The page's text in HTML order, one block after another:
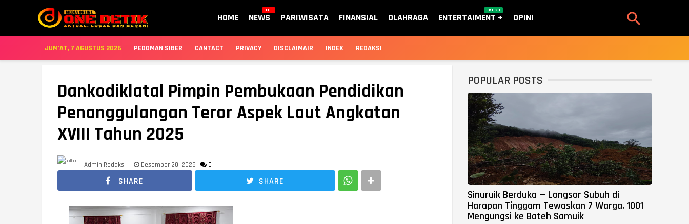
HOME NEWS
HOT
PARIWISATA FINANSIAL OLAHRAGA ENTERTAIMENT
FRESH
OPINI 
JUM'AT, 7 AGUSTUS 2026 PEDOMAN SIBER CANTACT PRIVACY DISCLAIMAIR INDEX REDAKSI
Dankodiklatal Pimpin Pembukaan Pendidikan
Penanggulangan Teror Aspek Laut Angkatan
XVIII Tahun 2025
Admin Redaksi Desember 20, 2025 0
SHARE SHARE
POPULAR POSTS
Sinuruik Berduka — Longsor Subuh di
Harapan Tinggam Tewaskan 7 Warga, 1001
Mengungsi ke Bateh Samuik